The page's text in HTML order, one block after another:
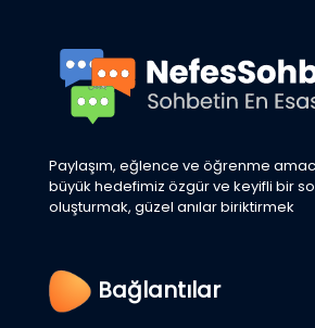
Paylaşım, eğlence ve öğrenme
büyük hedefimiz özgür ve keyifli bir
oluşturmak, güzel anılar biriktirmek
Bağlantılar